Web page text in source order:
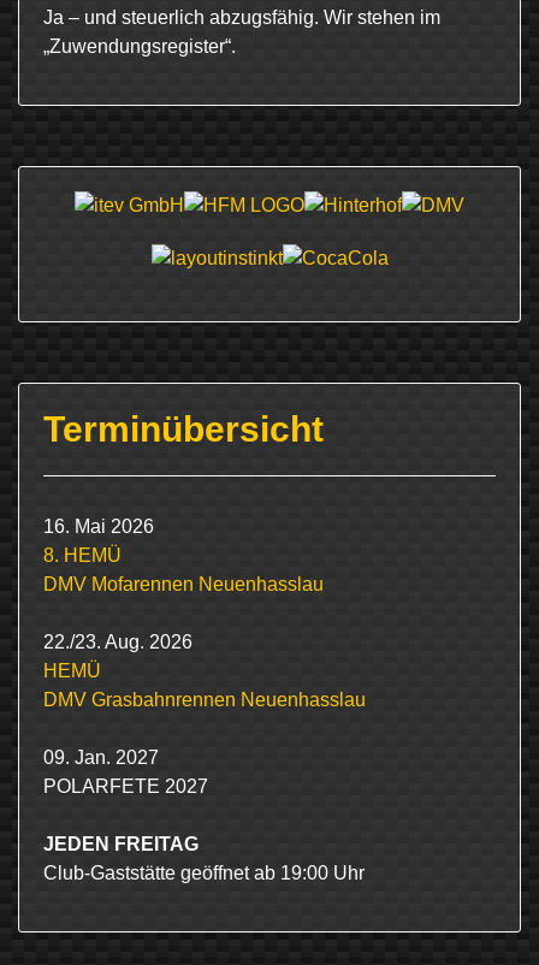
Ja – und steuerlich abzugsfähig. Wir stehen im
„Zuwendungsregister“.
Terminübersicht
16. Mai 2026
8. HEMÜ
DMV Mofarennen Neuenhasslau
22./23. Aug. 2026
HEMÜ
DMV Grasbahnrennen Neuenhasslau
09. Jan. 2027
POLARFETE 2027
JEDEN FREITAG
Club-Gaststätte geöffnet ab 19:00 Uhr